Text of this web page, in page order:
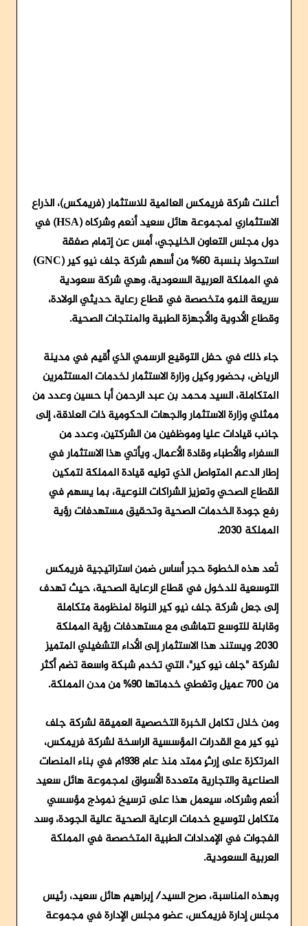
أعلنت شركة فريمكس العالمية للاستثمار (فريمكس)، الذراع
الاستثماري لمجموعة هائل سعيد أنعم وشركاه (HSA) في
دول مجلس التعاون الخليجي، أمس عن إتمام صفقة
استحواذ بنسبة 60% من أسهم شركة جلف نيو كير (GNC)
في المملكة العربية السعودية، وهي شركة سعودية
سريعة النمو متخصصة في قطاع رعاية حديثي الولادة،
وقطاع الأدوية والأجهزة الطبية والمنتجات الصحية.
جاء ذلك في حفل التوقيع الرسمي الذي أُقيم في مدينة
الرياض، بحضور وكيل وزارة الاستثمار لخدمات المستثمرين
المتكاملة، السيد محمد بن عبد الرحمن أبا حسين وعدد من
ممثلي وزارة الاستثمار والجهات الحكومية ذات العلاقة، إلى
جانب قيادات عليا وموظفين من الشركتين، وعدد من
السفراء والأطباء وقادة الأعمال. ويأتي هذا الاستثمار في
إطار الدعم المتواصل الذي توليه قيادة المملكة لتمكين
القطاع الصحي وتعزيز الشراكات النوعية، بما يسهم في
رفع جودة الخدمات الصحية وتحقيق مستهدفات رؤية
المملكة 2030.
تُعد هذه الخطوة حجر أساس ضمن استراتيجية فريمكس
التوسعية للدخول في قطاع الرعاية الصحية، حيث تهدف
إلى جعل شركة جلف نيو كير النواة لمنظومة متكاملة
وقابلة للتوسع تتماشى مع مستهدفات رؤية المملكة
2030. ويستند هذا الاستثمار إلى الأداء التشغيلي المتميز
لشركة "جلف نيو كير"، التي تخدم شبكة واسعة تضم أكثر
من 700 عميل وتغطي خدماتها 90% من مدن المملكة.
ومن خلال تكامل الخبرة التخصصية العميقة لشركة جلف
نيو كير مع القدرات المؤسسية الراسخة لشركة فريمكس،
المرتكزة على إرثٍ ممتد منذ عام 1938م في بناء المنصات
الصناعية والتجارية متعددة الأسواق لمجموعة هائل سعيد
أنعم وشركاه، سيعمل هذا على ترسيخ نموذج مؤسسي
متكامل لتوسيع خدمات الرعاية الصحية عالية الجودة، وسد
الفجوات في الإمدادات الطبية المتخصصة في المملكة
العربية السعودية.
وبهذه المناسبة، صرح السيد/ إبراهيم هائل سعيد، رئيس
مجلس إدارة فريمكس، عضو مجلس الإدارة في مجموعة